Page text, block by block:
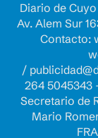
Diario de
Av. Alem Sur
Contacto:
/
264 5045343
Secretario de
Mario